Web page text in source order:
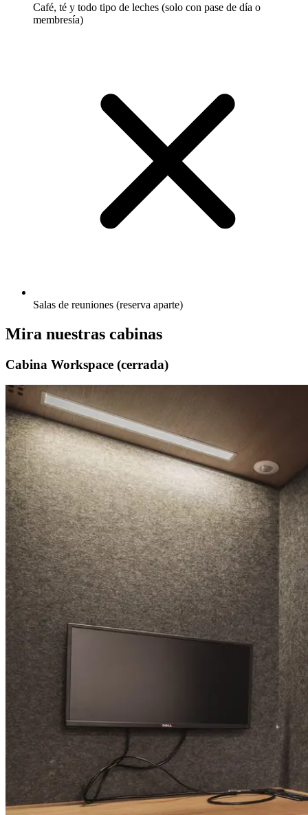
Café, té y todo tipo de leches (solo con pase de día o
membresía)
Salas de reuniones (reserva aparte)
Mira nuestras cabinas
Cabina Workspace (cerrada)